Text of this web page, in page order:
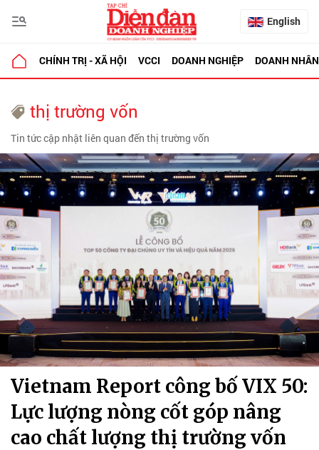
English
CHÍNH TRỊ - XÃ HỘI VCCI DOANH NGHIỆP DOANH NHÂN
thị trường vốn
Tin tức cập nhật liên quan đến thị trường vốn
Vietnam Report công bố VIX 50:
Lực lượng nòng cốt góp nâng
cao chất lượng thị trường vốn